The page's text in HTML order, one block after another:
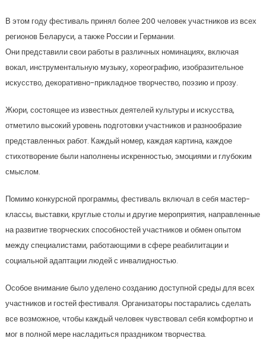
В этом году фестиваль принял более 200 человек участников из всех
регионов Беларуси, а также России и Германии.
Они представили свои работы в различных номинациях, включая
вокал, инструментальную музыку, хореографию, изобразительное
искусство, декоративно-прикладное творчество, поэзию и прозу.
Жюри, состоящее из известных деятелей культуры и искусства,
отметило высокий уровень подготовки участников и разнообразие
представленных работ. Каждый номер, каждая картина, каждое
стихотворение были наполнены искренностью, эмоциями и глубоким
смыслом.
Помимо конкурсной программы, фестиваль включал в себя мастер-
классы, выставки, круглые столы и другие мероприятия, направленные
на развитие творческих способностей участников и обмен опытом
между специалистами, работающими в сфере реабилитации и
социальной адаптации людей с инвалидностью.
Особое внимание было уделено созданию доступной среды для всех
участников и гостей фестиваля. Организаторы постарались сделать
все возможное, чтобы каждый человек чувствовал себя комфортно и
мог в полной мере насладиться праздником творчества.